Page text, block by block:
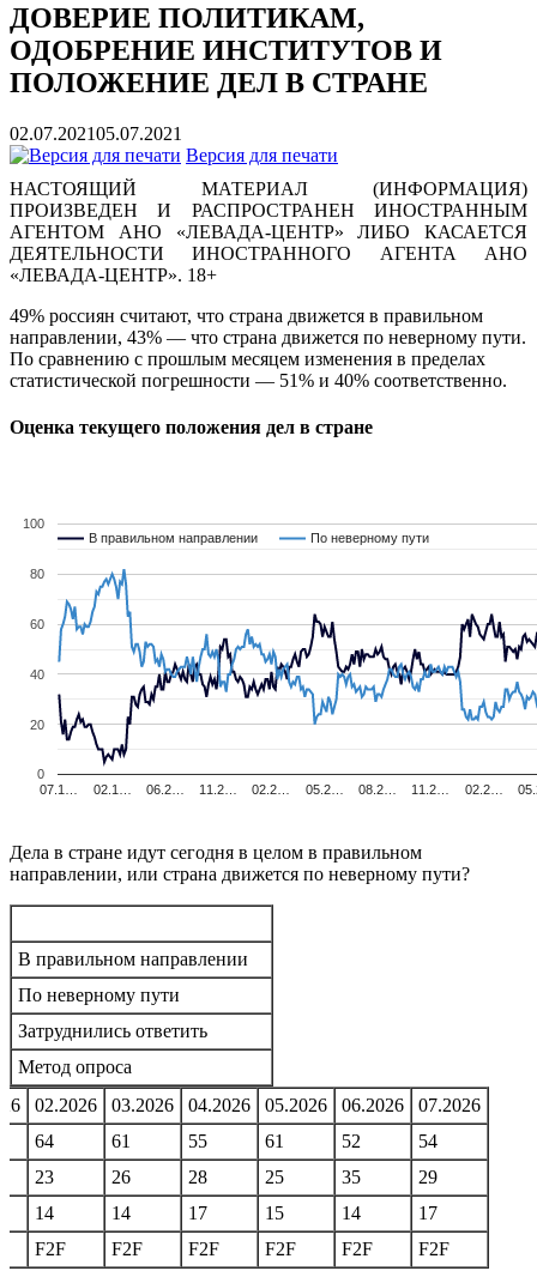
ДОВЕРИЕ ПОЛИТИКАМ,
ОДОБРЕНИЕ ИНСТИТУТОВ И
ПОЛОЖЕНИЕ ДЕЛ В СТРАНЕ
02.07.202105.07.2021
Версия для печати
НАСТОЯЩИЙ МАТЕРИАЛ (ИНФОРМАЦИЯ)
ПРОИЗВЕДЕН И РАСПРОСТРАНЕН ИНОСТРАННЫМ
АГЕНТОМ АНО «ЛЕВАДА-ЦЕНТР» ЛИБО КАСАЕТСЯ
ДЕЯТЕЛЬНОСТИ ИНОСТРАННОГО АГЕНТА АНО
«ЛЕВАДА-ЦЕНТР». 18+
49% россиян считают, что страна движется в правильном
направлении, 43% — что страна движется по неверному пути.
По сравнению с прошлым месяцем изменения в пределах
статистической погрешности — 51% и 40% соответственно.
Оценка текущего положения дел в стране
07.1… 02.1… 06.2… 11.2… 02.2… 05.2… 08.2… 11.2… 02.2…
0
20
40
60
80
100
В правильном направлении
В правильном направлении По неверному пути
По неверному пути
Дела в стране идут сегодня в целом в правильном
направлении, или страна движется по неверному пути?
В правильном направлении
По неверному пути
Затруднились ответить
Метод опроса
02.2026 03.2026 04.2026 05.2026 06.2026
07.2026
64
61 55 61 52
54
23
26 28 25 35
29
14
14 17 15 14
17
F2F
F2F F2F F2F F2F F2F